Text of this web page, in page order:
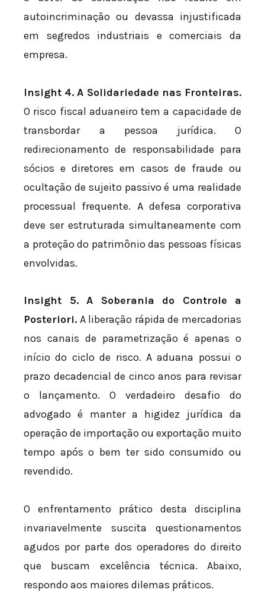
autoincriminação ou devassa injustificada
em segredos industriais e comerciais da
empresa.
Insight 4. A Solidariedade nas Fronteiras.
O risco fiscal aduaneiro tem a capacidade de
transbordar a pessoa jurídica. O
redirecionamento de responsabilidade para
sócios e diretores em casos de fraude ou
ocultação de sujeito passivo é uma realidade
processual frequente. A defesa corporativa
deve ser estruturada simultaneamente com
a proteção do patrimônio das pessoas físicas
envolvidas.
Insight 5. A Soberania do Controle a
Posteriori. A liberação rápida de mercadorias
nos canais de parametrização é apenas o
início do ciclo de risco. A aduana possui o
prazo decadencial de cinco anos para revisar
o lançamento. O verdadeiro desafio do
advogado é manter a higidez jurídica da
operação de importação ou exportação muito
tempo após o bem ter sido consumido ou
revendido.
O enfrentamento prático desta disciplina
invariavelmente suscita questionamentos
agudos por parte dos operadores do direito
que buscam excelência técnica. Abaixo,
respondo aos maiores dilemas práticos.